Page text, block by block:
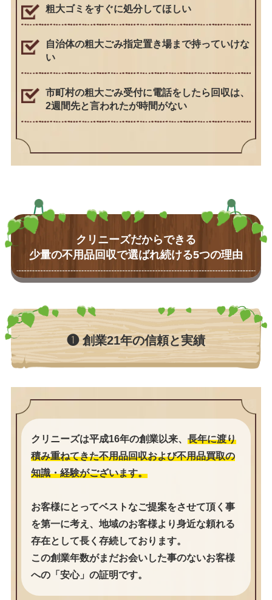
粗大ゴミをすぐに処分してほしい
自治体の粗大ごみ指定置き場まで持っていけな
い
市町村の粗大ごみ受付に電話をしたら回収は、
2週間先と言われたが時間がない
クリニーズだからできる
少量の不用品回収で選ばれ続ける5つの理由
❶ 創業21年の信頼と実績
クリニーズは平成16年の創業以来、 長年に渡り
積み重ねてきた不用品回収および不用品買取の
知識・経験がございます。
お客様にとってベストなご提案をさせて頂く事
を第一に考え、地域のお客様より身近な頼れる
存在として長く存続しております。
この創業年数がまだお会いした事のないお客様
への「安心」の証明です。